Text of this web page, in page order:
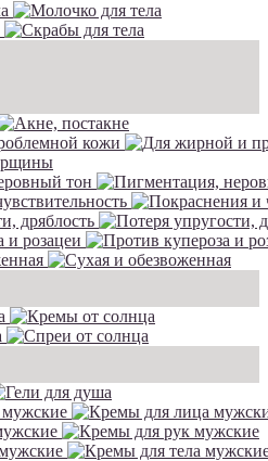
кожи
тон
дряблость
и розацеи